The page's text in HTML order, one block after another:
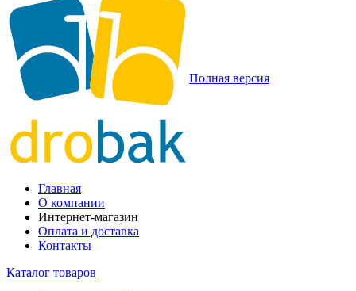
Полная версия
Главная
О компании
Интернет-магазин
Оплата и доставка
Контакты
Каталог товаров